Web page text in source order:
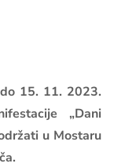
15. 11. 2023.
„Dani
u Mostaru